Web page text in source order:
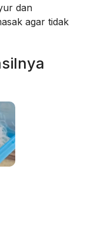
dan
agar tidak